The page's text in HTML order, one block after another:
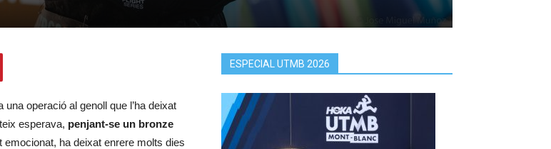
una operació al genoll que l’ha deixat
esperava, penjant-se un bronze
emocionat, ha deixat enrere molts dies
ESPECIAL UTMB 2026